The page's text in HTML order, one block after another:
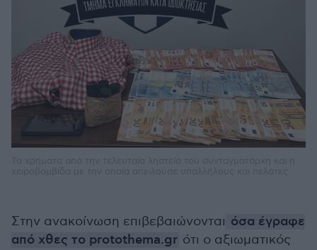
Στην ανακοίνωση επιβεβαιώνονται όσα έγραφε
από χθες το protothema.gr ότι ο αξιωματικός